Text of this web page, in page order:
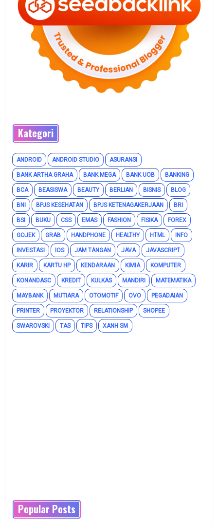
Kategori
ANDROID ANDROID STUDIO ASURANSI
BANK ARTHA GRAHA BANK MEGA BANK UOB BANKING
BCA BEASISWA BEAUTY BERLIAN BISNIS BLOG
BNI BPJS KESEHATAN BPJS KETENAGAKERJAAN BRI
BSI BUKU CSS EMAS FASHION FISIKA FOREX
GOJEK GRAB HANDPHONE HEALTHY HTML INFO
INVESTASI IOS JAM TANGAN JAVA JAVASCRIPT
KARIR KARTU HP KENDARAAN KIMIA KOMPUTER
KONANDASC KREDIT KULKAS MANDIRI MATEMATIKA
MAYBANK MUTIARA OTOMOTIF OVO PEGADAIAN
PRINTER PROYEKTOR RELATIONSHIP SHOPEE
SWAROVSKI TAS TIPS XANH SM
Popular Posts